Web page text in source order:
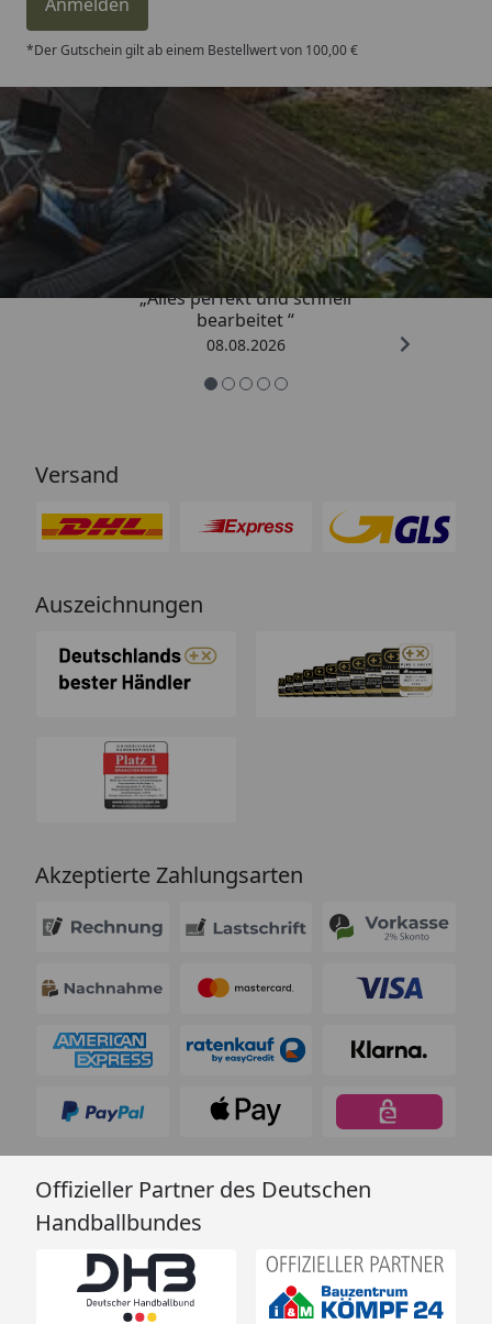
*Der Gutschein gilt ab einem Bestellwert von 100,00 €
Trusted Shops
4,81/ 5
„Alles perfekt und schnell
bearbeitet “
08.08.2026
Versand
Auszeichnungen
Akzeptierte Zahlungsarten
Offizieller Partner des Deutschen
Handballbundes